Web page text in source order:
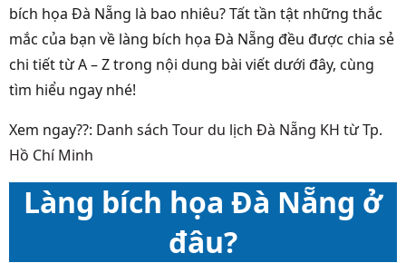
bích họa Đà Nẵng là bao nhiêu? Tất tần tật những thắc
mắc của bạn về làng bích họa Đà Nẵng đều được chia sẻ
chi tiết từ A – Z trong nội dung bài viết dưới đây, cùng
tìm hiểu ngay nhé!
Xem ngay??: Danh sách Tour du lịch Đà Nẵng KH từ Tp.
Hồ Chí Minh
Làng bích họa Đà Nẵng ở
đâu?